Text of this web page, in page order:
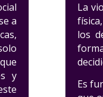
a
y
La
los
Es